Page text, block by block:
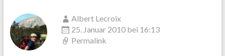
Albert Lecroix
25. Januar 2010 bei 16:13
Permalink